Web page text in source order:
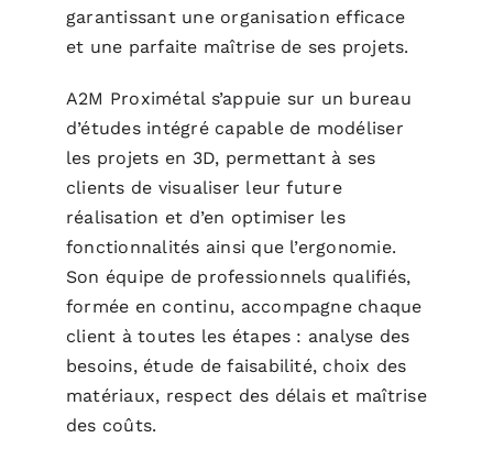
garantissant une organisation efficace
et une parfaite maîtrise de ses projets.
A2M Proximétal s’appuie sur un bureau
d’études intégré capable de modéliser
les projets en 3D, permettant à ses
clients de visualiser leur future
réalisation et d’en optimiser les
fonctionnalités ainsi que l’ergonomie.
Son équipe de professionnels qualifiés,
formée en continu, accompagne chaque
client à toutes les étapes : analyse des
besoins, étude de faisabilité, choix des
matériaux, respect des délais et maîtrise
des coûts.